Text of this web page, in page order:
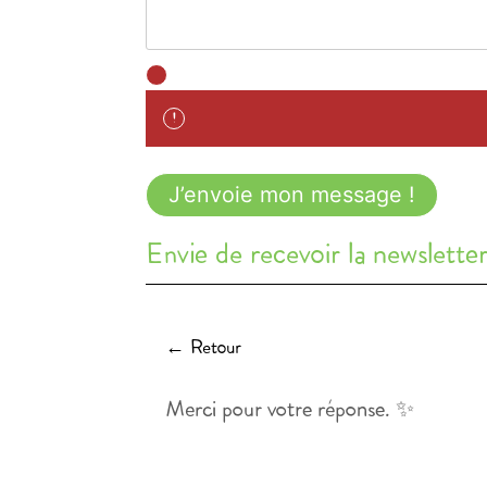
J’envoie mon message !
Envie de recevoir la
← Retour
Merci pour votre réponse. ✨